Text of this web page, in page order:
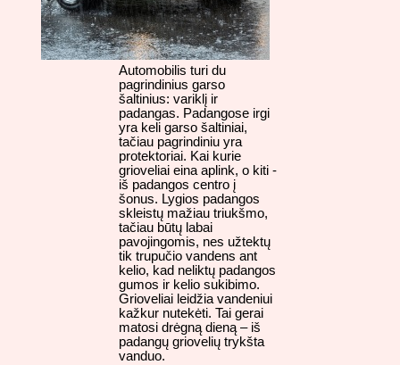
Automobilis turi du
pagrindinius garso
šaltinius: variklį ir
padangas. Padangose irgi
yra keli garso šaltiniai,
tačiau pagrindiniu yra
protektoriai. Kai kurie
grioveliai eina aplink, o kiti -
iš padangos centro į
šonus. Lygios padangos
skleistų mažiau triukšmo,
tačiau būtų labai
pavojingomis, nes užtektų
tik trupučio vandens ant
kelio, kad neliktų padangos
gumos ir kelio sukibimo.
Grioveliai leidžia vandeniui
kažkur nutekėti. Tai gerai
matosi drėgną dieną – iš
padangų griovelių trykšta
vanduo.